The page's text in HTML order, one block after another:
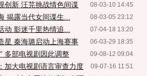
08-03-10 14:45
创新 汪芫挑战情色间谍
08-03-05 23:12
揭露当代女间谍生...
07-04-18 13:20
影迷千里热情追...
06-03-29 18:35
星 秦海璐启动上海赛事
09-08-12 09:04
多部电视剧因此调整
09-07-16 11:51
加大电视剧语言审查力度